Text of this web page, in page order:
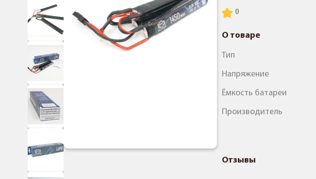
О товаре
Тип
Напряжение
Ёмкость батареи
Производитель
Отзывы